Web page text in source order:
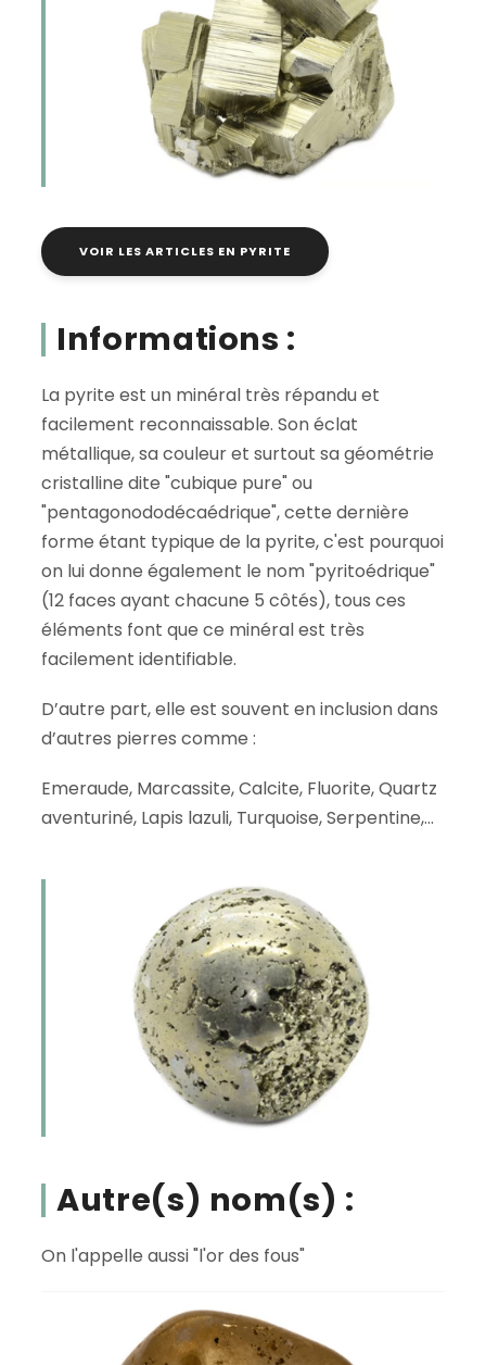
VOIR LES ARTICLES EN PYRITE
Informations :
La pyrite est un minéral très répandu et
facilement reconnaissable. Son éclat
métallique, sa couleur et surtout sa géométrie
cristalline dite "cubique pure" ou
"pentagonododécaédrique", cette dernière
forme étant typique de la pyrite, c'est pourquoi
on lui donne également le nom "pyritoédrique"
(12 faces ayant chacune 5 côtés), tous ces
éléments font que ce minéral est très
facilement identifiable.
D’autre part, elle est souvent en inclusion dans
d’autres pierres comme :
Emeraude, Marcassite, Calcite, Fluorite, Quartz
aventuriné, Lapis lazuli, Turquoise, Serpentine,…
Autre(s) nom(s) :
On l'appelle aussi "l'or des fous"